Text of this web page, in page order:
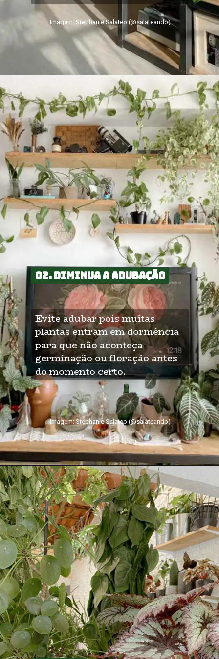
Imagem: Stephanie Salateo (@salateando)
02. Diminua a adubação
02. Diminua a adubação
Evite adubar pois muitas
plantas entram em dormência
para que não aconteça
germinação ou floração antes
do momento certo.
Imagem: Stephanie Salateo (@salateando)